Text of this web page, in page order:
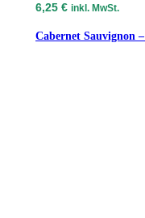
6,25 € inkl. MwSt.
Cabernet Sauvignon